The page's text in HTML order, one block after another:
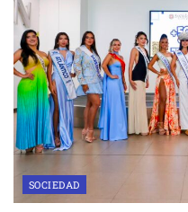
SOCIEDAD